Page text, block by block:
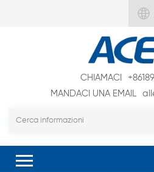
CHIAMACI
MANDACI UNA EMAIL